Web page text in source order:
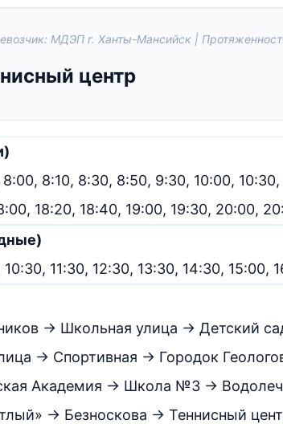
МДЭП г. Ханты-Мансийск |
центр
8:10, 8:30, 8:50, 9:30, 10:00,
18:20, 18:40, 19:00, 19:30, 20:00,
11:30, 12:30, 13:30, 14:30, 15:00,
→ Школьная улица → Детский
→ Спортивная → Городок
Академия → Школа №3 →
→ Безноскова → Теннисный